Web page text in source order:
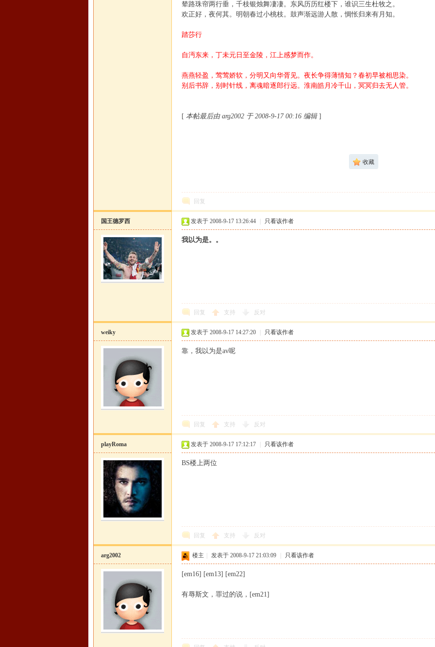
辇路珠帘两行垂，千枝银烛舞凄凄。东风历历红楼下，谁识三生杜牧之。
欢正好，夜何其。明朝春过小桃枝。鼓声渐远游人散，惆怅归来有月知。
踏莎行
自沔东来，丁未元日至金陵，江上感梦而作。
燕燕轻盈，莺莺娇软，分明又向华胥见。夜长争得薄情知？春初早被相思染。
别后书辞，别时针线，离魂暗逐郎行远。淮南皓月冷千山，冥冥归去无人管。
[ 本帖最后由 arg2002 于 2008-9-17 00:16 编辑 ]
收藏
回复
国王德罗西 发表于 2008-9-17 13:26:44 只看该作者
我以为是。。
回复 支持 反对
weiky 发表于 2008-9-17 14:27:20 只看该作者
靠，我以为是av呢
回复 支持 反对
playRoma 发表于 2008-9-17 17:12:17 只看该作者
BS楼上两位
回复 支持 反对
arg2002 楼主 发表于 2008-9-17 21:03:09 只看该作者
[em16] [em13] [em22]
有辱斯文，罪过的说，[em21]